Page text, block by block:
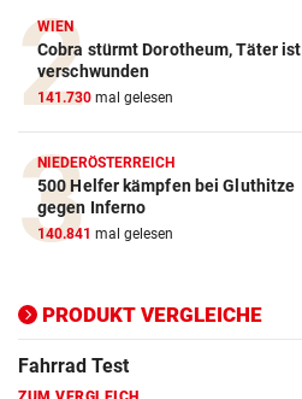
WIEN
Cobra stürmt Dorotheum, Täter ist
verschwunden
141.730 mal gelesen
NIEDERÖSTERREICH
500 Helfer kämpfen bei Gluthitze
gegen Inferno
140.841 mal gelesen
PRODUKT VERGLEICHE
Crosstrainer Vergleich
ZUM VERGLEICH
E-Bike Vergleich
ZUM VERGLEICH
Elektro-Scooter Vergleich
ZUM VERGLEICH
ZUM VERGLEICH
Fahrrad Test
ZUM VERGLEICH